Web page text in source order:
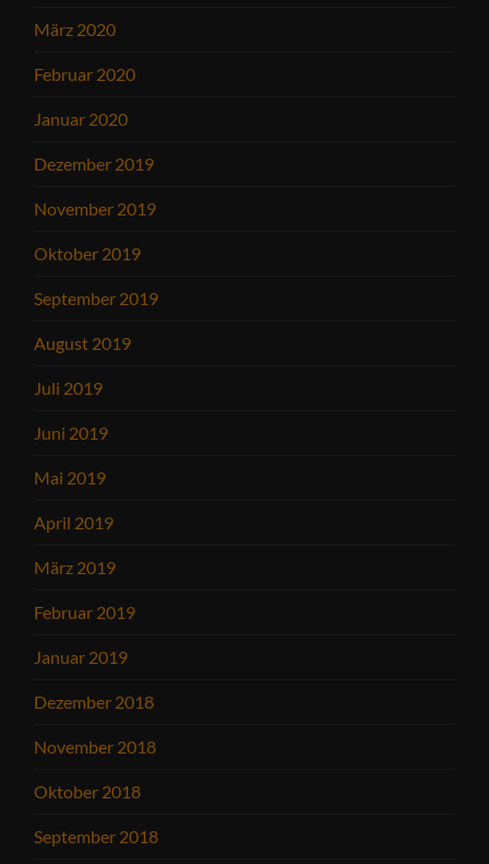
März 2020
Februar 2020
Januar 2020
Dezember 2019
November 2019
Oktober 2019
September 2019
August 2019
Juli 2019
Juni 2019
Mai 2019
April 2019
März 2019
Februar 2019
Januar 2019
Dezember 2018
November 2018
Oktober 2018
September 2018